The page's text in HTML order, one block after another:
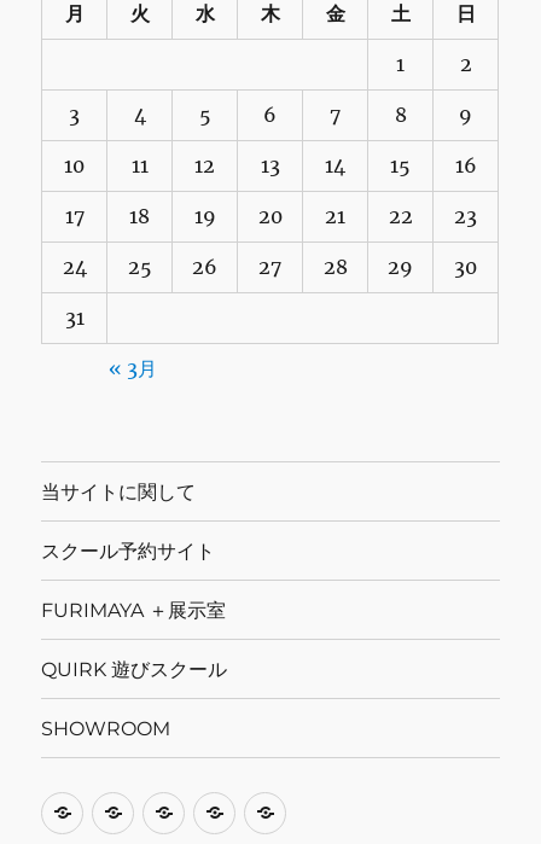
月 火 水 木 金 土 日
1 2
3 4 5 6 7 8 9
10 11 12 13 14 15 16
17 18 19 20 21 22 23
24 25 26 27 28 29 30
31
« 3月
当サイトに関して
スクール予約サイト
FURIMAYA ＋展示室
QUIRK 遊びスクール
SHOWROOM
当
ス
FURIMAYA
QUIRKSHOWROOM